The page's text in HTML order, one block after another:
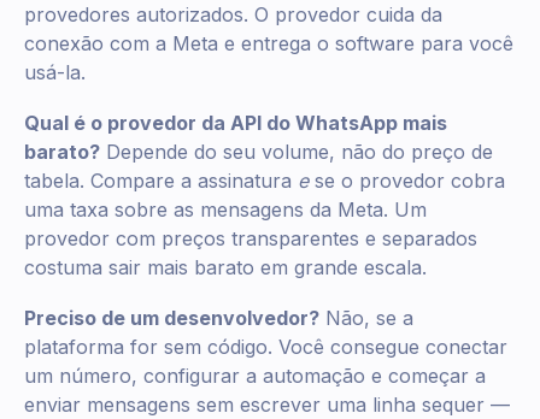
provedores autorizados. O provedor cuida da
conexão com a Meta e entrega o software para você
usá-la.
Qual é o provedor da API do WhatsApp mais
barato? Depende do seu volume, não do preço de
tabela. Compare a assinatura ese o provedor cobra
uma taxa sobre as mensagens da Meta. Um
provedor com preços transparentes e separados
costuma sair mais barato em grande escala.
Preciso de um desenvolvedor? Não, se a
plataforma for sem código. Você consegue conectar
um número, configurar a automação e começar a
enviar mensagens sem escrever uma linha sequer —